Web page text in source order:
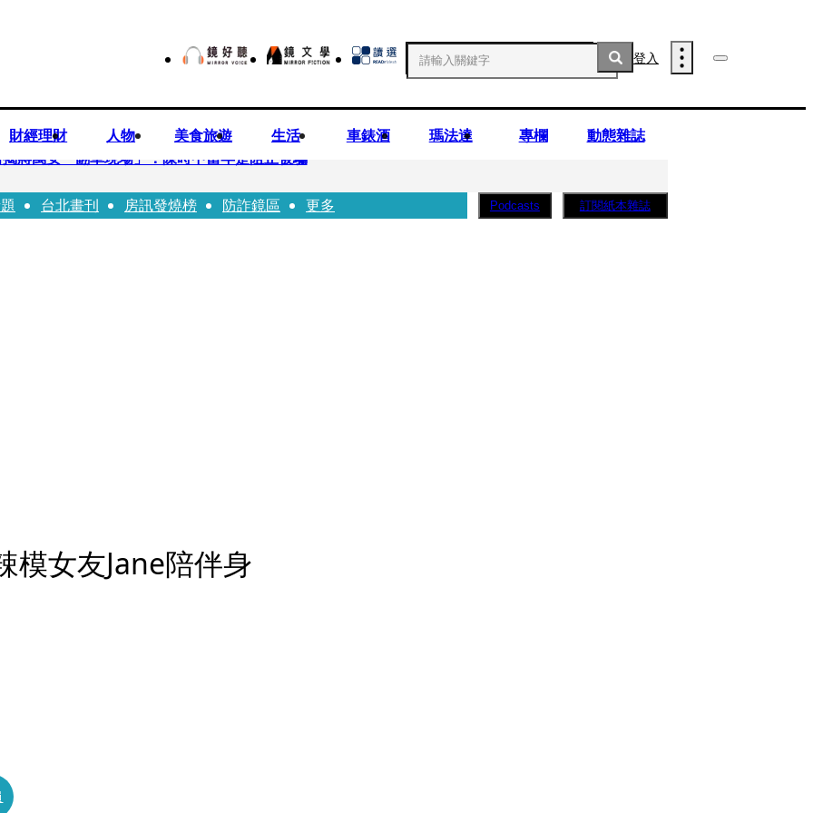
登入
財經理財 人物 美食旅遊 生活 車錶酒 瑪法達 專欄
動態雜誌
蔣萬安「翻車現場」：陳時中當年是阻止被騙
蔣萬安嗆：當時政府買夠疫苗民間就不用採購
台北畫刊 房訊發燒榜 防詐鏡區 更多 Podcasts 訂閱紙本雜誌
女友Jane陪伴身